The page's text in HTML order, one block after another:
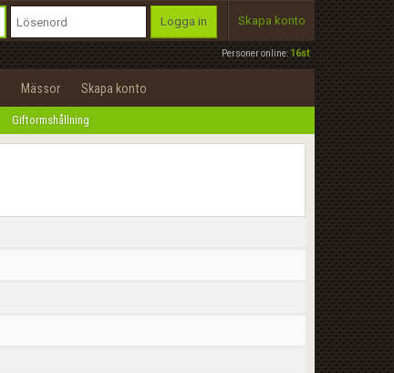
Personer online:16st
Logga in Skapa konto
Mässor Skapa konto
Giftormshållning